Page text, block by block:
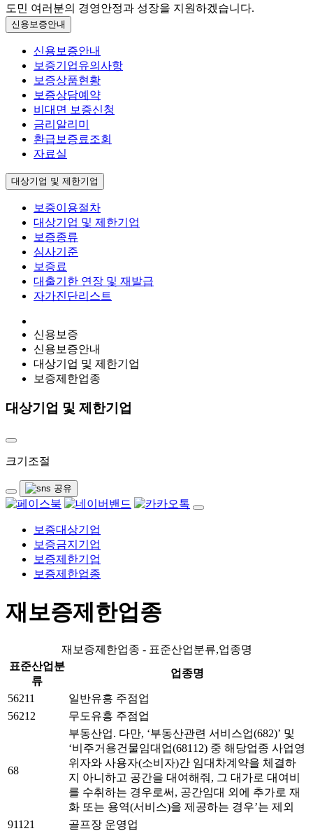
도민 여러분의 경영안정과 성장을 지원하겠습니다.
신용보증안내
신용보증안내
보증기업유의사항
보증상품현황
보증상담예약
비대면 보증신청
금리알리미
환급보증료조회
자료실
대상기업 및 제한기업
보증이용절차
대상기업 및 제한기업
보증종류
심사기준
보증료
대출기한 연장 및 재발급
자가진단리스트
신용보증
신용보증안내
대상기업 및 제한기업
보증제한업종
대상기업 및 제한기업
크기조절
보증대상기업
보증금지기업
보증제한기업
보증제한업종
재보증제한업종
재보증제한업종 - 표준산업분류,업종명
표준산업분
류
업종명
56211
일반유흥 주점업
56212
무도유흥 주점업
68
부동산업. 다만, ‘부동산관련 서비스업(682)’ 및
‘비주거용건물임대업(68112) 중 해당업종 사업영
위자와 사용자(소비자)간 임대차계약을 체결하
지 아니하고 공간을 대여해줘, 그 대가로 대여비
를 수취하는 경우로써, 공간임대 외에 추가로 재
화 또는 용역(서비스)을 제공하는 경우’는 제외
91121
골프장 운영업